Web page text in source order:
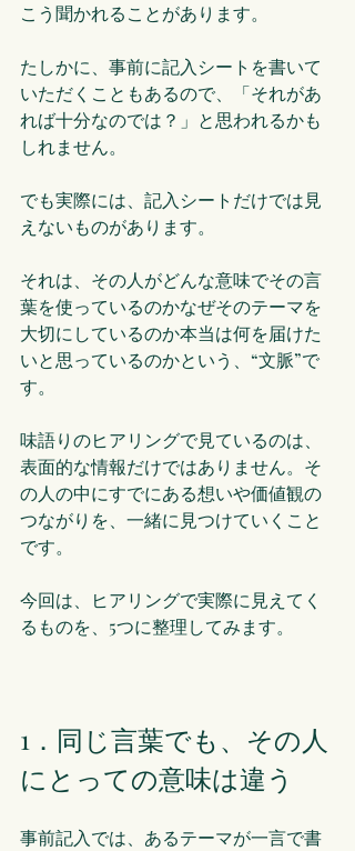
こう聞かれることがあります。
たしかに、事前に記入シートを書いて
いただくこともあるので、「それがあ
れば十分なのでは？」と思われるかも
しれません。
でも実際には、記入シートだけでは見
えないものがあります。
それは、その人がどんな意味でその言
葉を使っているのかなぜそのテーマを
大切にしているのか本当は何を届けた
いと思っているのかという、“文脈”で
す。
味語りのヒアリングで見ているのは、
表面的な情報だけではありません。そ
の人の中にすでにある想いや価値観の
つながりを、一緒に見つけていくこと
です。
今回は、ヒアリングで実際に見えてく
るものを、5つに整理してみます。
1．同じ言葉でも、その人
にとっての意味は違う
事前記入では、あるテーマが一言で書